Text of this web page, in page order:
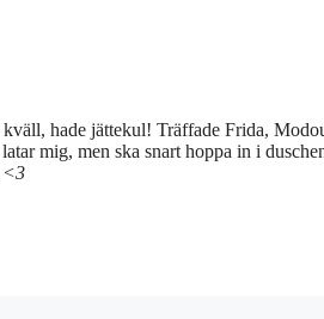
hade jättekul! Träffade Frida,
mig, men ska snart hoppa in i
<3